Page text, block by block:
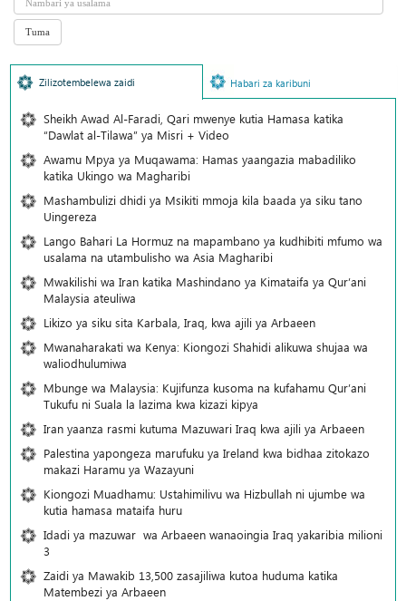
Zilizotembelewa zaidi Habari za karibuni
Sheikh Awad Al-Faradi, Qari mwenye kutia Hamasa katika
“Dawlat al-Tilawa” ya Misri + Video
Awamu Mpya ya Muqawama: Hamas yaangazia mabadiliko
katika Ukingo wa Magharibi
Mashambulizi dhidi ya Msikiti mmoja kila baada ya siku tano
Uingereza
Lango Bahari La Hormuz na mapambano ya kudhibiti mfumo wa
usalama na utambulisho wa Asia Magharibi
Mwakilishi wa Iran katika Mashindano ya Kimataifa ya Qur’ani
Malaysia ateuliwa
Likizo ya siku sita Karbala, Iraq, kwa ajili ya Arbaeen
Mwanaharakati wa Kenya: Kiongozi Shahidi alikuwa shujaa wa
waliodhulumiwa
Mbunge wa Malaysia: Kujifunza kusoma na kufahamu Qur’ani
Tukufu ni Suala la lazima kwa kizazi kipya
Iran yaanza rasmi kutuma Mazuwari Iraq kwa ajili ya Arbaeen
Palestina yapongeza marufuku ya Ireland kwa bidhaa zitokazo
makazi Haramu ya Wazayuni
Kiongozi Muadhamu: Ustahimilivu wa Hizbullah ni ujumbe wa
kutia hamasa mataifa huru
Idadi ya mazuwar wa Arbaeen wanaoingia Iraq yakaribia milioni
3
Zaidi ya Mawakib 13,500 zasajiliwa kutoa huduma katika
Matembezi ya Arbaeen